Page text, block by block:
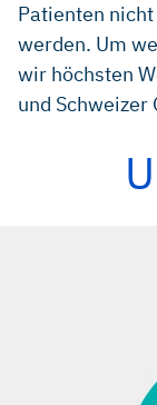
Patienten
werden. Um
wir höchsten
und Schweizer